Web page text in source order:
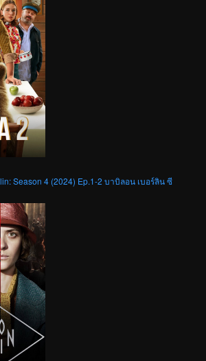
Season 4 (2024) Ep.1-2 บาบิลอน เบอร์ลิน ซี